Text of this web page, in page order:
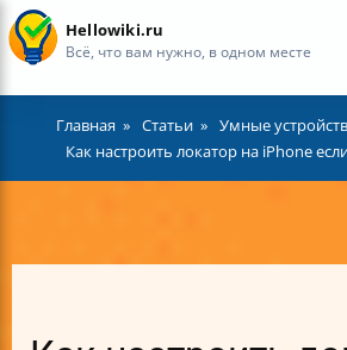
Hellowiki.ru
Всё, что вам нужно, в одном месте
Главная Статьи
Умные
Как настроить локатор на iPhone